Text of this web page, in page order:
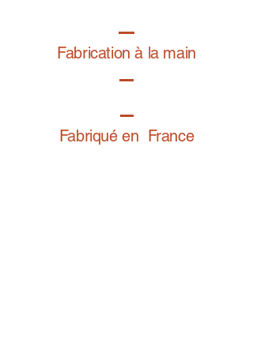
résistance aux frictions.
Fabrication à la main
Fabriqué en France